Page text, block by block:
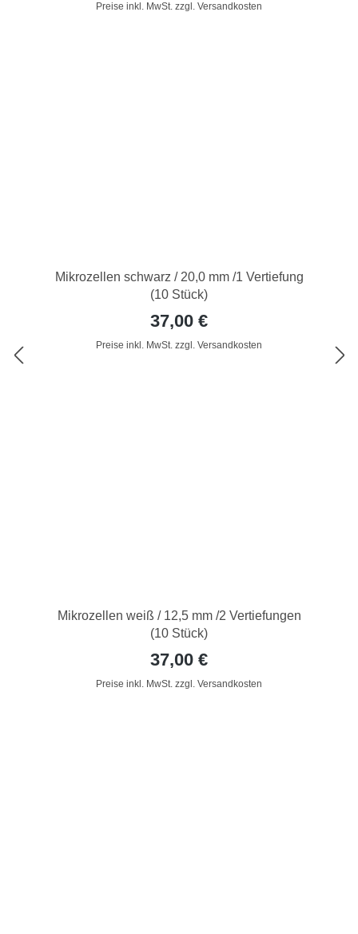
Preise inkl. MwSt. zzgl. Versandkosten
Mikrozellen schwarz / 20,0 mm /1 Vertiefung
(10 Stück)
37,00 €
Preise inkl. MwSt. zzgl. Versandkosten
Mikrozellen weiß / 12,5 mm /2 Vertiefungen
(10 Stück)
37,00 €
Preise inkl. MwSt. zzgl. Versandkosten